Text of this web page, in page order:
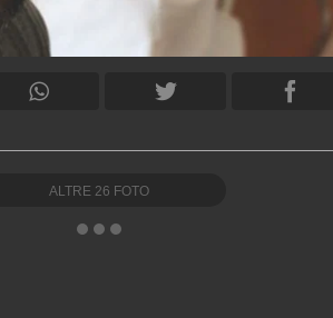
ALTRE 26 FOTO